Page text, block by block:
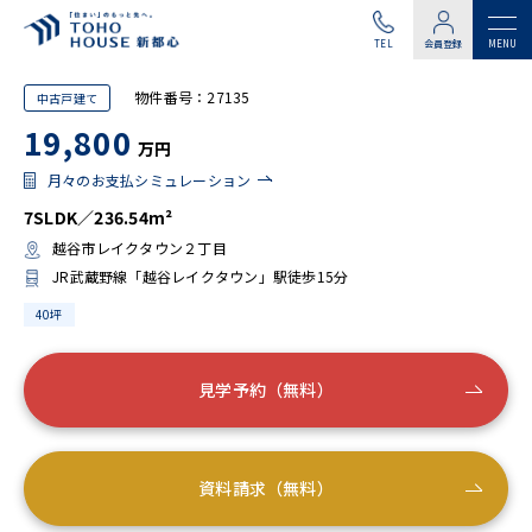
TEL 会員登録
中古戸建て 物件番号：27135
19,800 万円
月々のお支払シミュレーション
7SLDK／236.54m²
越谷市レイクタウン２丁目
JR武蔵野線「越谷レイクタウン」駅徒歩15分
40坪
見学予約（無料）
資料請求（無料）